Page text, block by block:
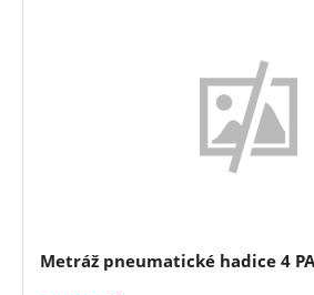
Metráž pneumatické hadice 4 PA